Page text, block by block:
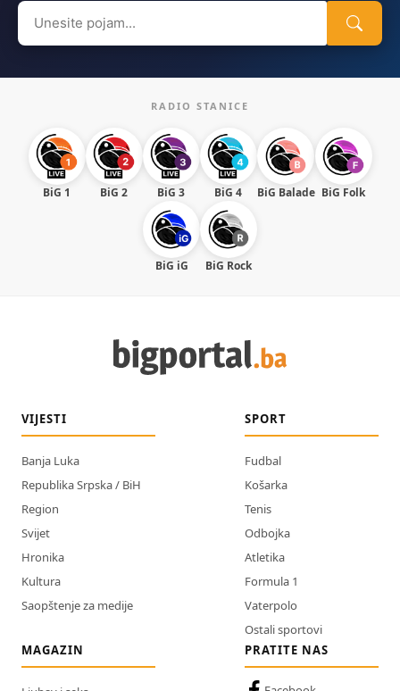
Search
for:
RADIO STANICE
BiG 1 BiG 2 BiG 3 BiG 4 BiG Balade BiG Folk
BiG iG BiG Rock
VIJESTI
Banja Luka
Republika Srpska / BiH
Region
Svijet
Hronika
Kultura
Saopštenje za medije
SPORT
Fudbal
Košarka
Tenis
Odbojka
Atletika
Formula 1
Vaterpolo
Ostali sportovi
MAGAZIN
PRATITE NAS